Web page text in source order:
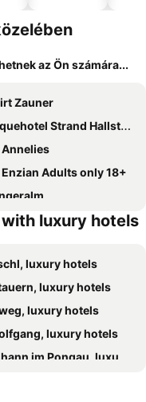
az Ön számára...
Zauner
Strand Hallstatt - Adults only
Adults only 18+
Seekarhaus
Reiteralm by ALPS RESORTS
Radstadt
Superior
luxury hotels
luxury hotels
luxury hotels
luxury hotels
luxury hotels
im Pongau, luxury hotels